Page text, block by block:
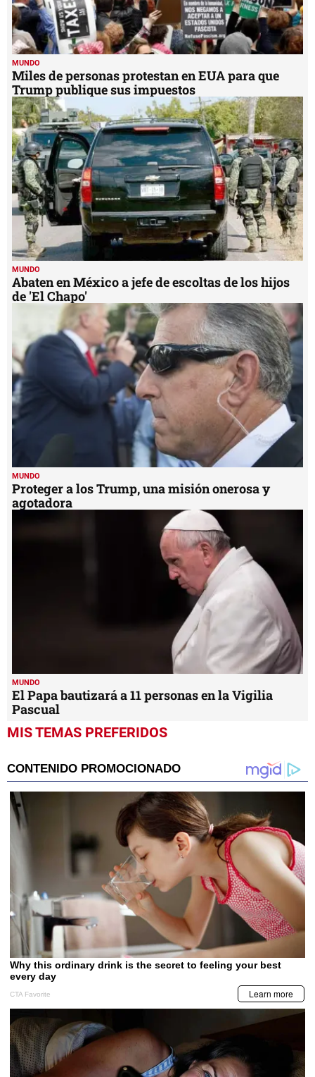
MUNDO
Miles de personas protestan en EUA para que
Trump publique sus impuestos
MUNDO
Abaten en México a jefe de escoltas de los hijos
de 'El Chapo'
MUNDO
Proteger a los Trump, una misión onerosa y
agotadora
MUNDO
El Papa bautizará a 11 personas en la Vigilia
Pascual
MIS TEMAS PREFERIDOS